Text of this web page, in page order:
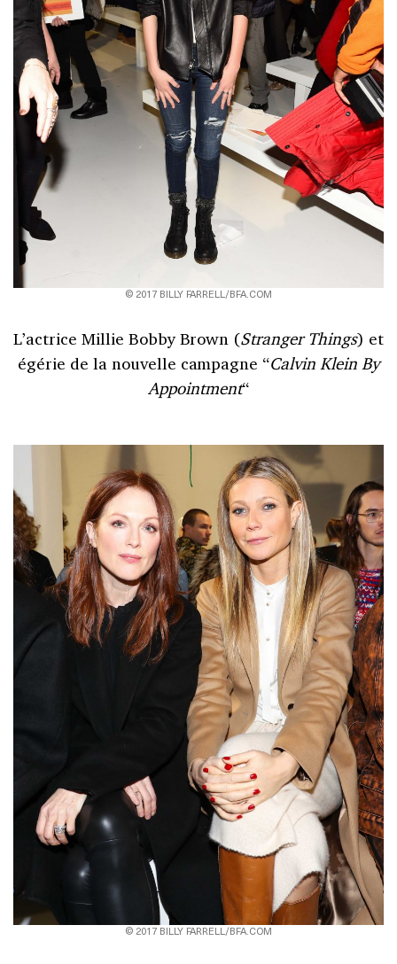
© 2017 BILLY FARRELL/BFA.COM
L’actrice Millie Bobby Brown (Stranger Things) et
égérie de la nouvelle campagne “Calvin Klein By
Appointment“
© 2017 BILLY FARRELL/BFA.COM